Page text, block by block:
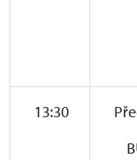
13:30